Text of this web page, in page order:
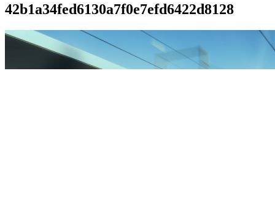
42b1a34fed6130a7f0e7efd6422d8128